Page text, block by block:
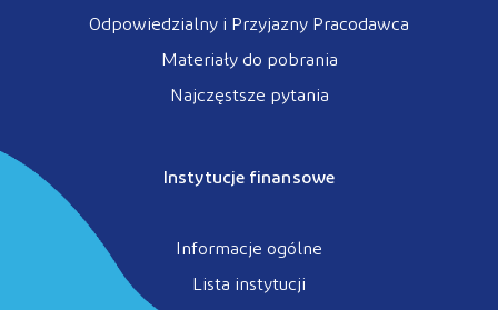
Odpowiedzialny i Przyjazny Pracodawca
Materiały do pobrania
Najczęstsze pytania
Instytucje finansowe
Informacje ogólne
Lista instytucji